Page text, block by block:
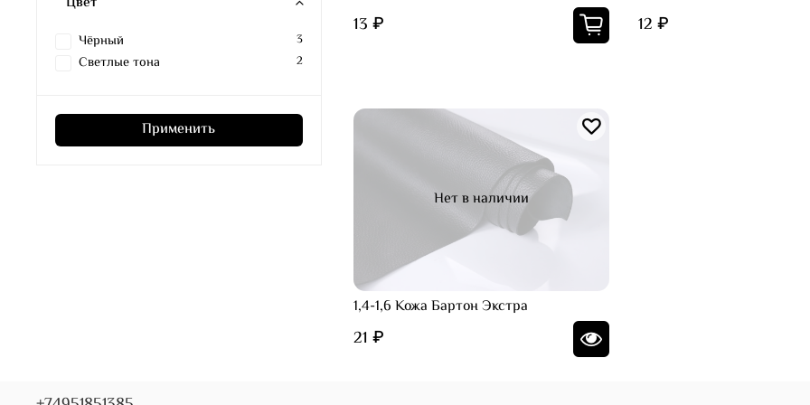
13 ₽ 12 ₽
Нет в наличии
1,4-1,6 Кожа Бартон Экстра
21 ₽
Чёрный
3
Светлые тона 2
Применить